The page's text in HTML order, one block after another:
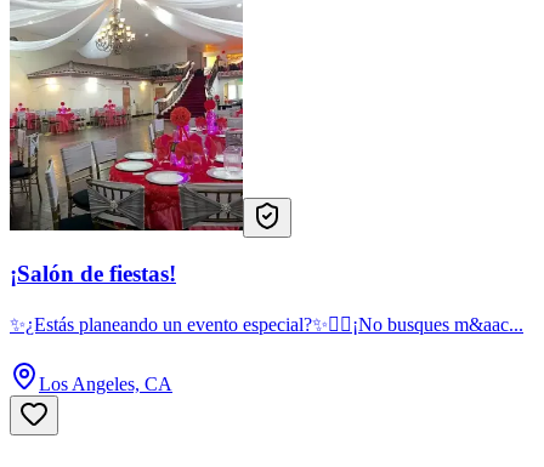
¡Salón de fiestas!
✨¿Estás planeando un evento especial?✨🙋‍♂️¡No busques m&aac...
Los Angeles, CA